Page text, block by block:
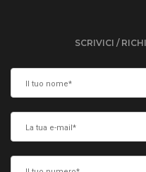
SCRIVICI /